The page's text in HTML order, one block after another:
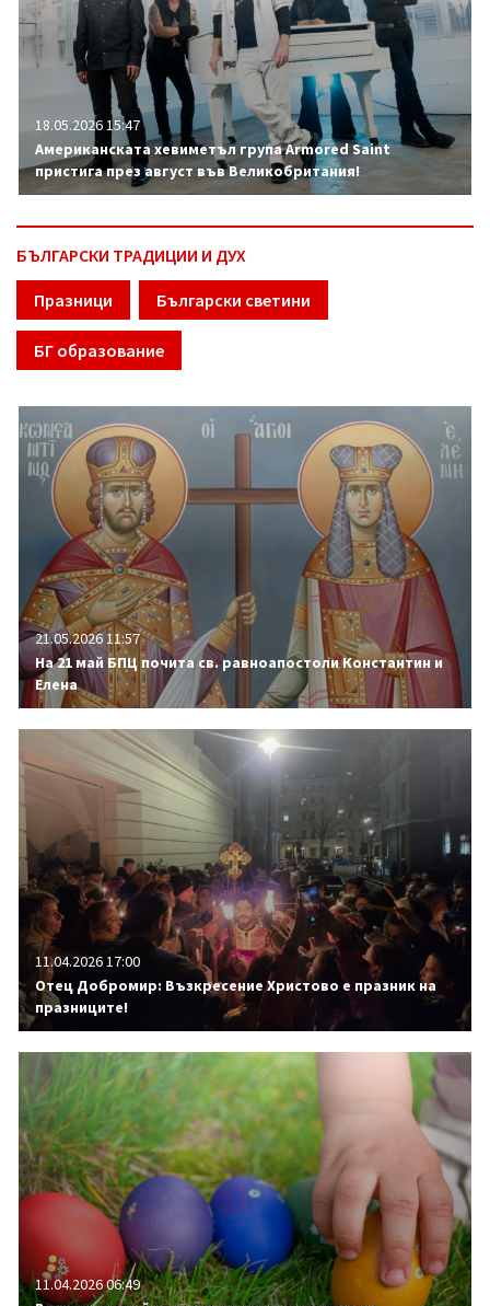
18.05.2026 15:47
Американската хевиметъл група Armored Saint
пристига през август във Великобритания!
БЪЛГАРСКИ ТРАДИЦИИ И ДУХ
Празници Български светини
БГ образование
21.05.2026 11:57
На 21 май БПЦ почита св. равноапостоли Константин и
Елена
11.04.2026 17:00
Отец Добромир: Възкресение Христово е празник на
празниците!
11.04.2026 06:49